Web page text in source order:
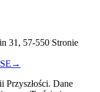
31, 57-550 Stronie
→
Dane